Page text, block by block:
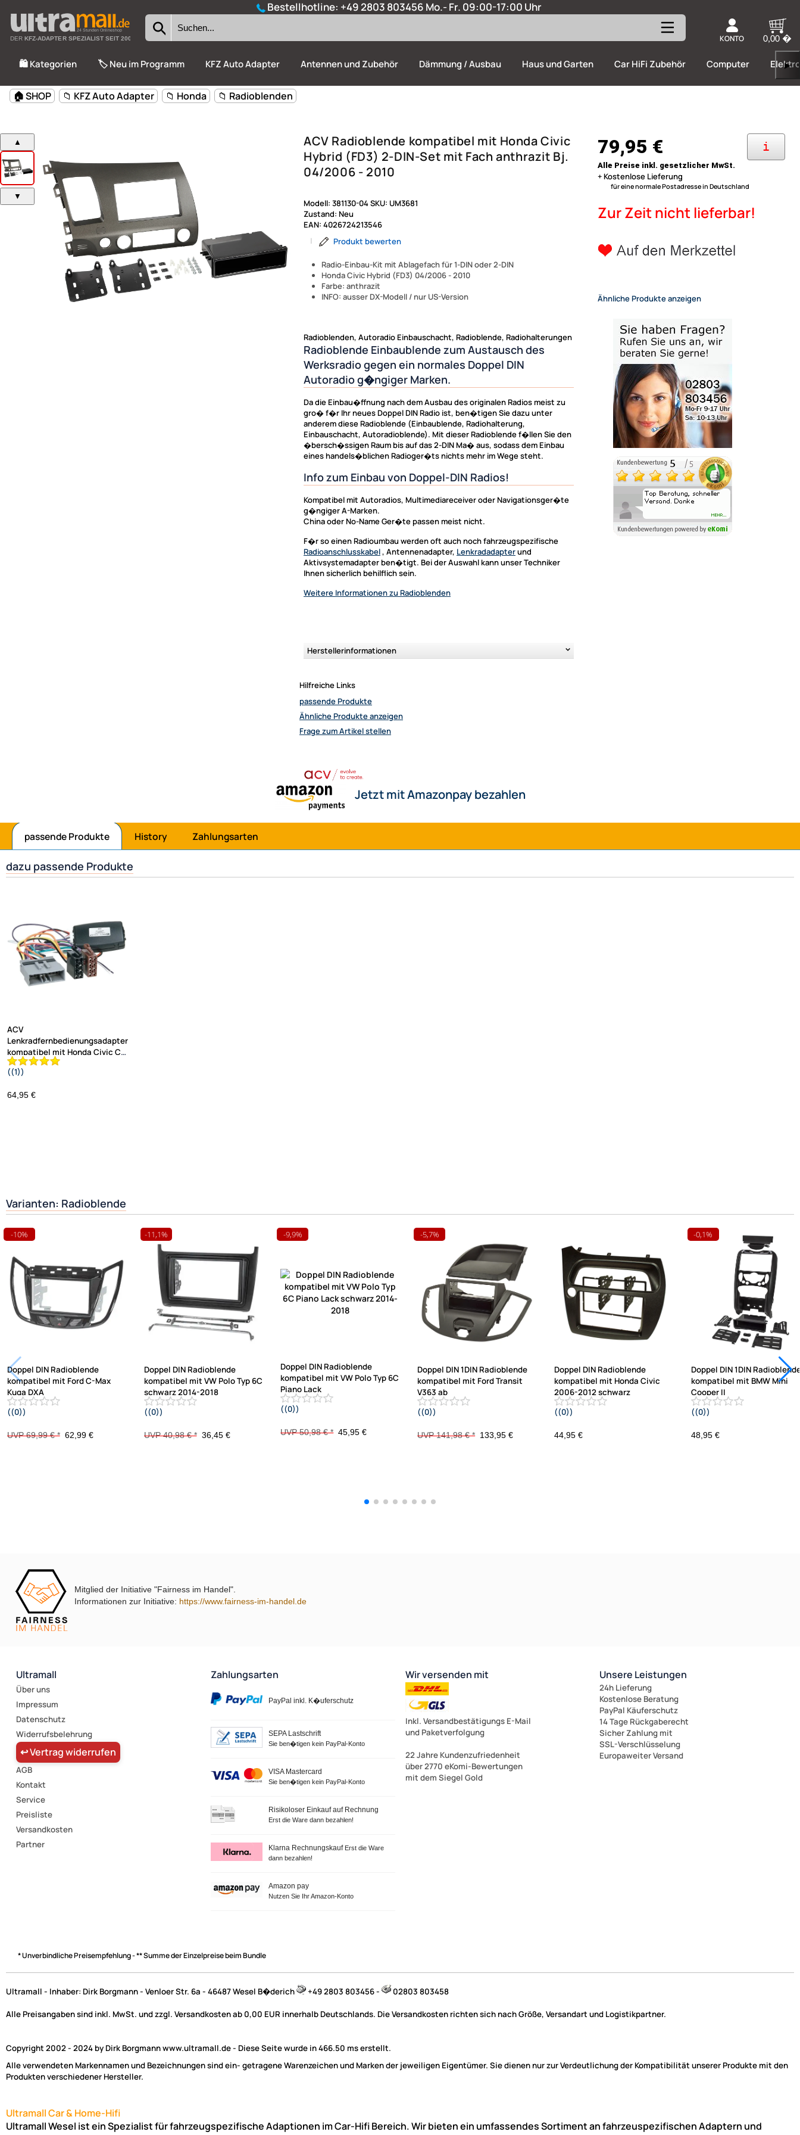
Bestellhotline: +49 2803 803456 Mo.- Fr. 09:00-17:00 Uhr
24 Stunden Onlineshop
DERKFZ-ADAPTER SPEZIALIST SEIT 2002 KONTO 0,00 �
🛍️ Kategorien 🏷️ Neu im Programm KFZ Auto Adapter Antennen und Zubehör Dämmung / Ausbau Haus und Garten Car HiFi Zubehör Computer ▶
🏠 SHOP 📁 KFZ Auto Adapter 📁 Honda 📁 Radioblenden
▲
▼
ACV Radioblende kompatibel mit Honda Civic
Hybrid (FD3) 2-DIN-Set mit Fach anthrazit Bj.
04/2006 - 2010
Radio-Einbau-Kit mit Ablagefach für 1-DIN oder 2-DIN
Honda Civic Hybrid (FD3) 04/2006 - 2010
Farbe: anthrazit
INFO: ausser DX-Modell / nur US-Version
Modell: 381130-04SKU: UM3681
Zustand: Neu
EAN: 4026724213546
|
Produkt bewerten
Radioblenden, Autoradio Einbauschacht, Radioblende, Radiohalterungen
Radioblende Einbaublende zum Austausch des
Werksradio gegen ein normales Doppel DIN
Autoradio g�ngiger Marken.
Da die Einbau�ffnung nach dem Ausbau des originalen Radios meist zu
gro� f�r Ihr neues Doppel DIN Radio ist, ben�tigen Sie dazu unter
anderem diese Radioblende (Einbaublende, Radiohalterung,
Einbauschacht, Autoradioblende). Mit dieser Radioblende f�llen Sie den
�bersch�ssigen Raum bis auf das 2-DIN Ma� aus, sodass dem Einbau
eines handels�blichen Radioger�ts nichts mehr im Wege steht.
Info zum Einbau von Doppel-DIN Radios!
Kompatibel mit Autoradios, Multimediareceiver oder Navigationsger�te
g�ngiger A-Marken.
China oder No-Name Ger�te passen meist nicht.
F�r so einen Radioumbau werden oft auch noch fahrzeugspezifische
Radioanschlusskabel, Antennenadapter, Lenkradadapterund
Aktivsystemadapter ben�tigt. Bei der Auswahl kann unser Techniker
Ihnen sicherlich behilflich sein.
Weitere Informationenzu Radioblenden
Herstellerinformationen
Hilfreiche Links
passende Produkte
Ähnliche Produkte anzeigen
Frage zum Artikel stellen
i
79,95 €
Alle Preise inkl. gesetzlicher MwSt.
+ Kostenlose Lieferung
für eine normale Postadresse in Deutschland
Zur Zeit nicht lieferbar!
Ähnliche Produkte anzeigen
passende Produkte History Zahlungsarten
dazu passende Produkte
ACV
Lenkradfernbedienungsadapter
kompatibel mit Honda Civic CR-
V ab
Bj. 2007 adaptiert auf Alpine
((1))
64,95 €
Varianten: Radioblende
-10%
Doppel DIN Radioblende
kompatibel mit Ford C-Max
Kuga DXA
DM2 2012 Piano Lack mit
Warnblinkschalter
((0))
UVP 69,99 € *62,99 €
-11,1%
Doppel DIN Radioblende
kompatibel mit VW Polo Typ 6C
schwarz 2014-2018
((0))
UVP 40,98 € *36,45 €
-9,9%
Doppel DIN Radioblende
kompatibel mit VW Polo Typ 6C
Piano Lack
schwarz 2014-2018
((0))
UVP 50,98 € *45,95 €
-5,7%
Doppel DIN 1DIN Radioblende
kompatibel mit Ford Transit
V363 ab
2014 mit Warnblinkschalter nur Fzg.
ohne 4.2 Zoll Display
((0))
UVP 141,98 € *133,95 €
Doppel DIN Radioblende
kompatibel mit Honda Civic
2006-2012 schwarz
((0))
44,95 €
-0,1%
Doppel DIN 1DIN
kompatibel mit BMW Mini
Cooper II
R55 R56 R57 2006-2014 Fz. m.
Klimaanlage
((0))
48,95 €
Mitglied der Initiative "Fairness im Handel".
Informationen zur Initiative: https://www.fairness-im-handel.de
Ultramall
Über uns
Impressum
Datenschutz
Widerrufsbelehrung
↩ Vertrag widerrufen
AGB
Kontakt
Service
Preisliste
Versandkosten
Partner
Zahlungsarten
PayPal inkl. K�uferschutz
SEPA Lastschrift
Sie ben�tigen kein PayPal-Konto
VISA Mastercard
Sie ben�tigen kein PayPal-Konto
Risikoloser Einkauf auf Rechnung
Erst die Ware dann bezahlen!
Klarna Rechnungskauf Erst die Ware
dann bezahlen!
Amazon pay
Nutzen Sie Ihr Amazon-Konto
Wir versenden mit
Inkl. Versandbestätigungs E-Mail
und Paketverfolgung
22 Jahre Kundenzufriedenheit
über 2770 eKomi-Bewertungen
mit dem Siegel Gold
Unsere Leistungen
24h Lieferung
Kostenlose Beratung
PayPal Käuferschutz
14 Tage Rückgaberecht
Sicher Zahlung mit
SSL-Verschlüsselung
Europaweiter Versand
* Unverbindliche Preisempfehlung - ** Summe der Einzelpreise beim Bundle
Ultramall - Inhaber: Dirk Borgmann - Venloer Str. 6a - 46487 Wesel B�derich +49 2803 803456 - 02803 803458
Alle Preisangaben sind inkl. MwSt. und zzgl. Versandkosten ab 0,00 EUR innerhalb Deutschlands. Die Versandkosten richten sich nach Größe, Versandart und Logistikpartner.
Copyright 2002 - 2024 by Dirk Borgmann www.ultramall.de - Diese Seite wurde in 466.50 ms erstellt.
Alle verwendeten Markennamen und Bezeichnungen sind ein- getragene Warenzeichen und Marken der jeweiligen Eigentümer. Sie dienen nur zur Verdeutlichung der Kompatibilität unserer Produkte mit den
Produkten verschiedener Hersteller.
Ultramall Car & Home-Hifi
Ultramall Wesel ist ein Spezialist für fahrzeugspezifische Adaptionen im Car-Hifi Bereich. Wir bieten ein umfassendes Sortiment an fahrzeuspezifischen Adaptern und